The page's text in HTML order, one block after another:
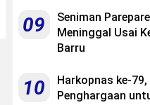
09
Seniman
Meninggal Usai
Barru
10
Harkopnas ke-79,
Penghargaan